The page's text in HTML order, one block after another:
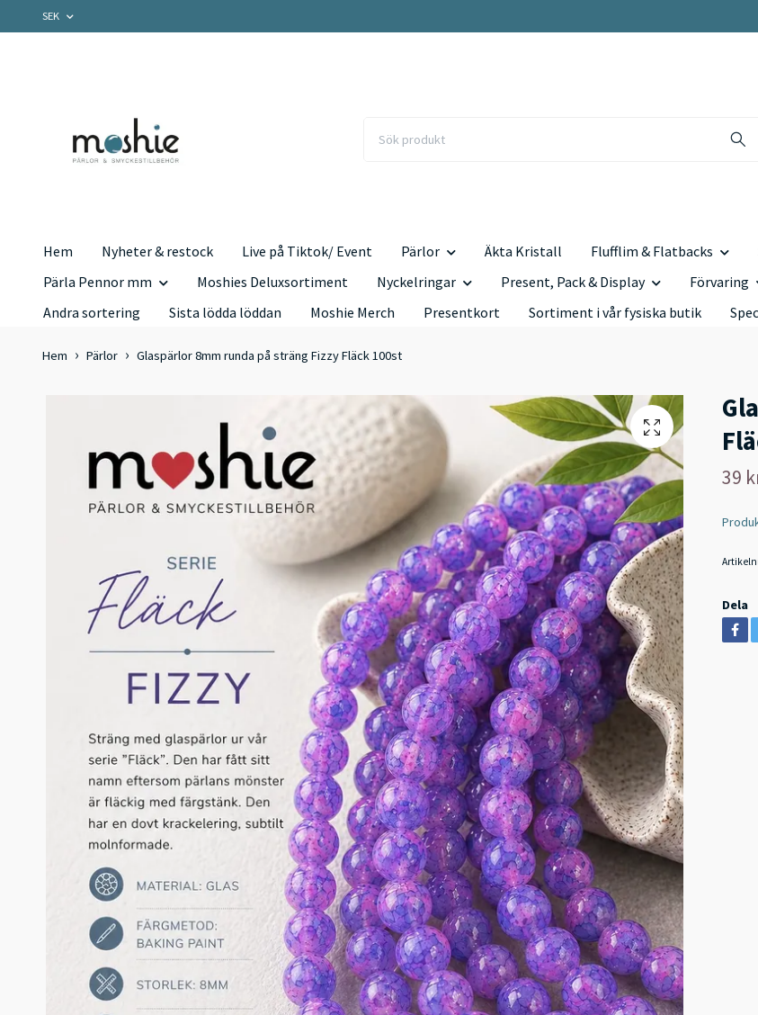
SEK
Hem Nyheter & restock Live på Tiktok/ Event Pärlor Äkta Kristall Flufflim & Flatbacks
Pärla Pennor mm
Moshies Deluxsortiment Nyckelringar Present, Pack & Display Förvaring
Andra sortering
Sista lödda löddan Moshie Merch Presentkort Sortiment i vår fysiska butik
Hem Pärlor Glaspärlor 8mm runda på sträng Fizzy Fläck 100st
39
Dela